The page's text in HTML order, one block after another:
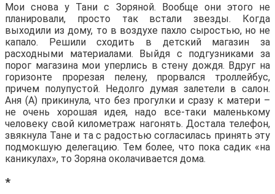
Мои снова у Тани с Зоряной. Вообще они этого не
планировали, просто так встали звезды. Когда
выходили из дому, то в воздухе пахло сыростью, но не
капало. Решили сходить в детский магазин за
расходными материалами. Выйдя с подгузниками за
порог магазина мои уперлись в стену дождя. Вдруг на
горизонте прорезая пелену, прорвался троллейбус,
причем полупустой. Недолго думая залетели в салон.
Аня (А) прикинула, что без прогулки и сразу к матери –
не очень хорошая идея, надо все-таки маленькому
человеку свой километраж нагонять. Достала телефон,
звякнула Тане и та с радостью согласилась принять эту
подмокшую делегацию. Тем более, что пока садик «на
каникулах», то Зоряна околачивается дома.
*